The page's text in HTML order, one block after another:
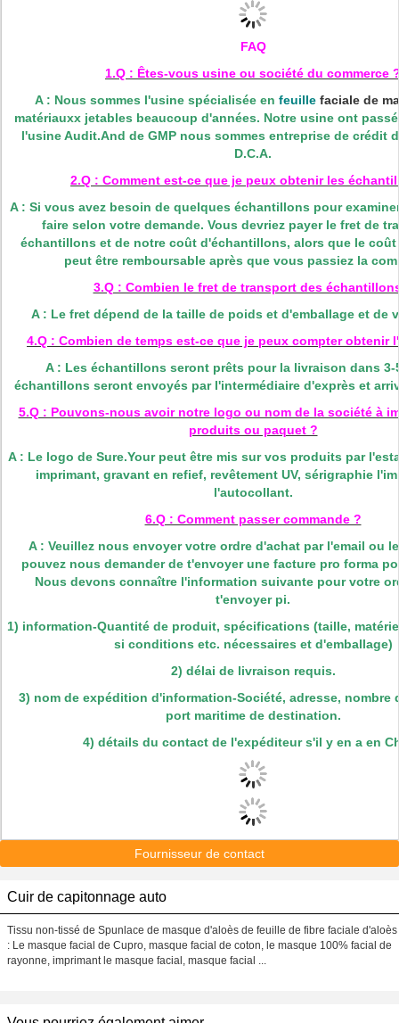
FAQ
1.Q : Êtes-vous usine ou société du commerce
A : Nous sommes l'usine spécialisée en feuille faciale de
matériauxx jetables beaucoup d'années. Notre usine ont passé
l'usine Audit.And de GMP nous sommes entreprise de crédit
D.C.A.
2.Q : Comment est-ce que je peux obtenir les
A : Si vous avez besoin de quelques échantillons pour
faire selon votre demande. Vous devriez payer le fret de
échantillons et de notre coût d'échantillons, alors que le
peut être remboursable après que vous passiez la
3.Q : Combien le fret de transport des
A : Le fret dépend de la taille de poids et d'emballage et de
4.Q : Combien de temps est-ce que je peux compter obtenir
A : Les échantillons seront prêts pour la livraison dans 3-
échantillons seront envoyés par l'intermédiaire d'exprès et
5.Q : Pouvons-nous avoir notre logo ou nom de la société à
produits ou paquet ?
A : Le logo de Sure.Your peut être mis sur vos produits par
imprimant, gravant en refief, revêtement UV, sérigraphie
l'autocollant.
6.Q : Comment passer commande ?
A : Veuillez nous envoyer votre ordre d'achat par l'email ou
pouvez nous demander de t'envoyer une facture pro forma
Nous devons connaître l'information suivante pour votre
t'envoyer pi.
1) information-Quantité de produit, spécifications (taille,
si conditions etc. nécessaires et d'emballage)
2) délai de livraison requis.
3) nom de expédition d'information-Société, adresse, nombre
port maritime de destination.
4) détails du contact de l'expéditeur s'il y en a en
Fournisseur de contact
Cuir de capitonnage auto
Tissu non-tissé de Spunlace de masque d'aloès de feuille de fibre faciale d'aloès
: Le masque facial de Cupro, masque facial de coton, le masque 100% facial de
rayonne, imprimant le masque facial, masque facial ...